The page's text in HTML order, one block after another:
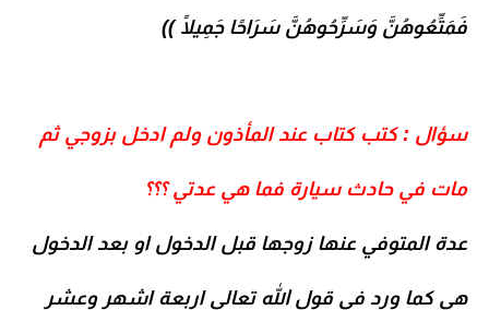
فَمَتِّعُوهُنَّ وَسَرِّحُوهُنَّ سَرَاحًا جَمِيلًا ))
سؤال : كتب كتاب عند المأذون ولم ادخل بزوجي ثم
مات في حادث سيارة فما هي عدتي ؟؟؟
عدة المتوفي عنها زوجها قبل الدخول او بعد الدخول
هي كما ورد في قول الله تعالى اربعة اشهر وعشر